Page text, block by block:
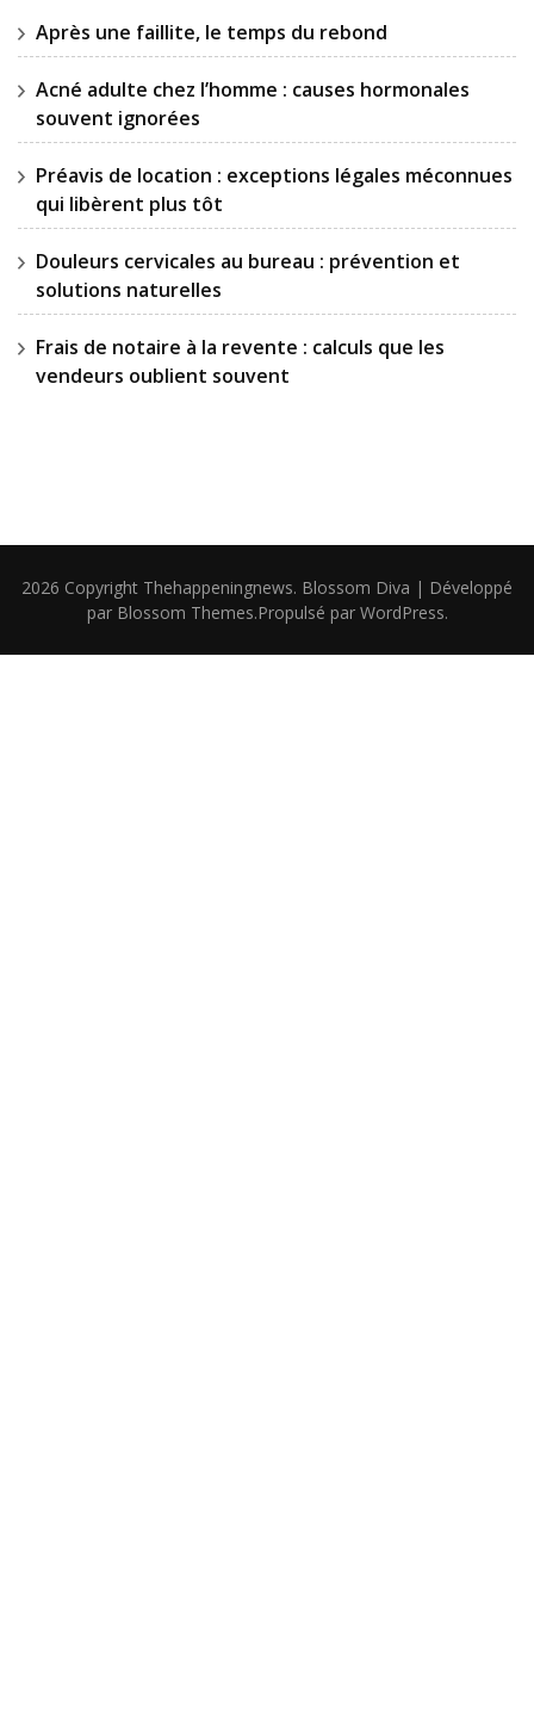
Après une faillite, le temps du rebond
Acné adulte chez l’homme : causes hormonales
souvent ignorées
Préavis de location : exceptions légales méconnues
qui libèrent plus tôt
Douleurs cervicales au bureau : prévention et
solutions naturelles
Frais de notaire à la revente : calculs que les
vendeurs oublient souvent
2026 Copyright Thehappeningnews. Blossom Diva | Développé
par Blossom Themes.Propulsé par WordPress.